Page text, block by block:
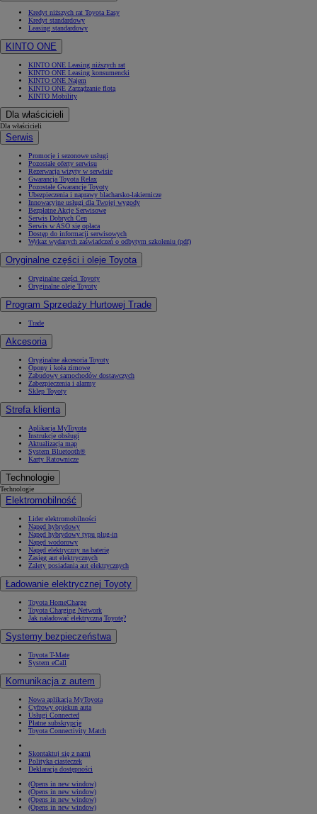
Kredyt niższych rat Toyota Easy
Kredyt standardowy
Leasing standardowy
KINTO ONE
KINTO ONE Leasing niższych rat
KINTO ONE Leasing konsumencki
KINTO ONE Najem
KINTO ONE Zarządzanie flotą
KINTO Mobility
Dla właścicieli
Dla właścicieli
Serwis
Promocje i sezonowe usługi
Pozostałe oferty serwisu
Rezerwacja wizyty w serwisie
Gwarancja Toyota Relax
Pozostałe Gwarancje Toyoty
Ubezpieczenia i naprawy blacharsko-lakiernicze
Innowacyjne usługi dla Twojej wygody
Bezpłatne Akcje Serwisowe
Serwis Dobrych Cen
Serwis w ASO się opłaca
Dostęp do informacji serwisowych
Wykaz wydanych zaświadczeń o odbytym szkoleniu (pdf)
Oryginalne części i oleje Toyota
Oryginalne części Toyoty
Oryginalne oleje Toyoty
Program Sprzedaży Hurtowej Trade
Trade
Akcesoria
Oryginalne akcesoria Toyoty
Opony i koła zimowe
Zabudowy samochodów dostawczych
Zabezpieczenia i alarmy
Sklep Toyoty
Strefa klienta
Aplikacja MyToyota
Instrukcje obsługi
Aktualizacja map
System Bluetooth®
Karty Ratownicze
Technologie
Technologie
Elektromobilność
Lider elektromobilności
Napęd hybrydowy
Napęd hybrydowy typu plug-in
Napęd wodorowy
Napęd elektryczny na baterię
Zasięg aut elektrycznych
Zalety posiadania aut elektrycznych
Ładowanie elektrycznej Toyoty
Toyota HomeCharge
Toyota Charging Network
Jak naładować elektryczną Toyotę?
Systemy bezpieczeństwa
Toyota T-Mate
System eCall
Komunikacja z autem
Nowa aplikacja MyToyota
Cyfrowy opiekun auta
Usługi Connected
Płatne subskrypcje
Toyota Connectivity Match
Skontaktuj się z nami
Polityka ciasteczek
Deklaracja dostępności
(Opens in new window)
(Opens in new window)
(Opens in new window)
(Opens in new window)